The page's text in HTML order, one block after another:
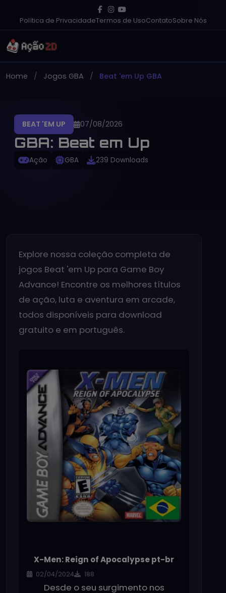
Política de PrivacidadeTermos de UsoContatoSobre Nós
Home Jogos GBA Beat 'em Up GBA
BEAT 'EM UP 07/08/2026
GBA: Beat em Up
Ação GBA 239 Downloads
Explore nossa coleção completa de
jogos Beat 'em Up para Game Boy
Advance! Encontre os melhores títulos
de ação, luta e aventura em arcade,
todos disponíveis para download
gratuito e em português.
X-Men: Reign of Apocalypse pt-br
02/04/2024 188
Desde o seu surgimento nos